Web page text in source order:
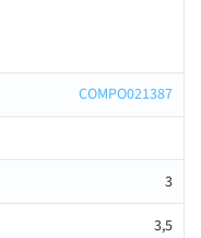
COMPO021387
3
3,5